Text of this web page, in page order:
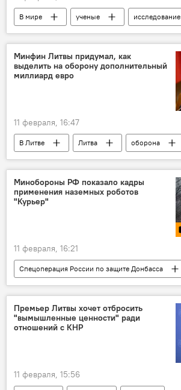
В мире ученые
исследование
экология
США
загрязнение окружающей среды
загрязнение моря
Энергетика. LIVE
Минфин Литвы придумал, как
выделить на оборону дополнительный
миллиард евро
11 февраля, 16:47
В Литве Литва
оборона
расходы на оборонку
Минфин
Криступас Вайтекунас
Минобороны РФ показало кадры
применения наземных роботов
"Курьер"
11 февраля, 16:21
Спецоперация России по защите Донбасса
Минобороны РФ
специальная военная операция (СВО)
Украина
Премьер Литвы хочет отбросить
"вымышленные ценности" ради
отношений с КНР
11 февраля, 15:56